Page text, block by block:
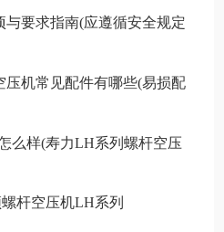
与要求指南(应遵循安全规定
压机常见配件有哪些(易损配
么样(寿力LH系列螺杆空压
杆空压机LH系列